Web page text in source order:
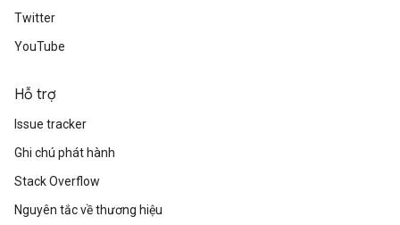
Twitter
YouTube
Hỗ trợ
Issue tracker
Ghi chú phát hành
Stack Overflow
Nguyên tắc về thương hiệu